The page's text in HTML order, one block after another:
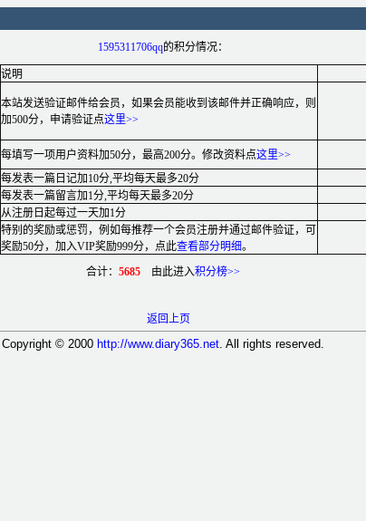
1595311706qq的积分情况：
说明
本站发送验证邮件给会员，如果会员能收到该邮件并正确响应，则
加500分，申请验证点这里>>
每填写一项用户资料加50分，最高200分。修改资料点这里>>
每发表一篇日记加10分,平均每天最多20分
每发表一篇留言加1分,平均每天最多20分
从注册日起每过一天加1分
特别的奖励或惩罚，例如每推荐一个会员注册并通过邮件验证，可
奖励50分，加入VIP奖励999分，点此查看部分明细。
合计： 5685 由此进入积分榜>>
返回上页
Copyright © 2000 http://www.diary365.net. All rights reserved.